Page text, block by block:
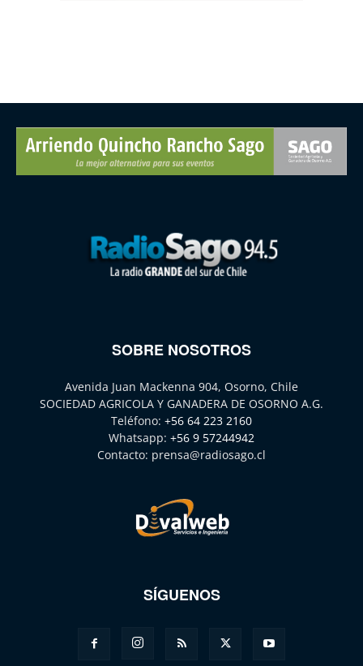
SOBRE NOSOTROS
Avenida Juan Mackenna 904, Osorno, Chile
SOCIEDAD AGRICOLA Y GANADERA DE OSORNO A.G.
Teléfono: +56 64 223 2160
Whatsapp: +56 9 57244942
Contacto: prensa@radiosago.cl
SÍGUENOS